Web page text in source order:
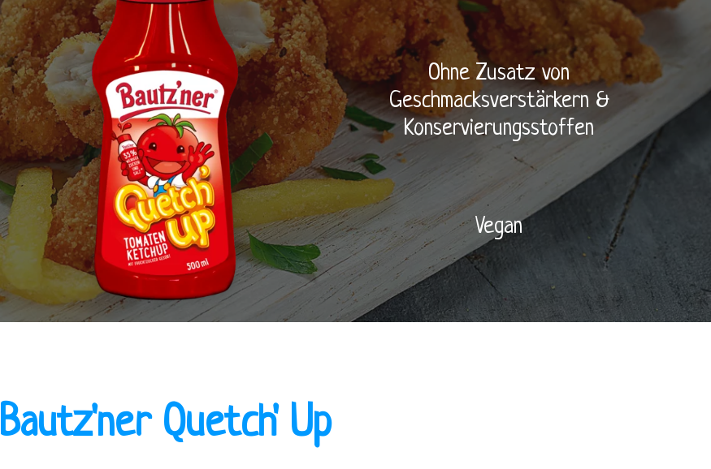
Ohne Zusatz von
Geschmacksverstärkern &
Konservierungsstoffen
Vegan
Bautz'ner Quetch' Up